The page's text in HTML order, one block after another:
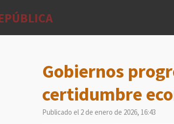
Gobiernos
certidumbre
Publicado el 2 de enero de 2026, 16:43